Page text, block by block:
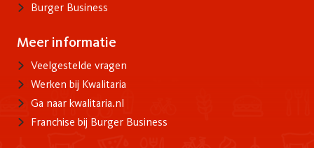
Burger Business
Meer informatie
Info
Veelgestelde vragen
Werken bij Kwalitaria
Ga naar kwalitaria.nl
Franchise bij Burger Business